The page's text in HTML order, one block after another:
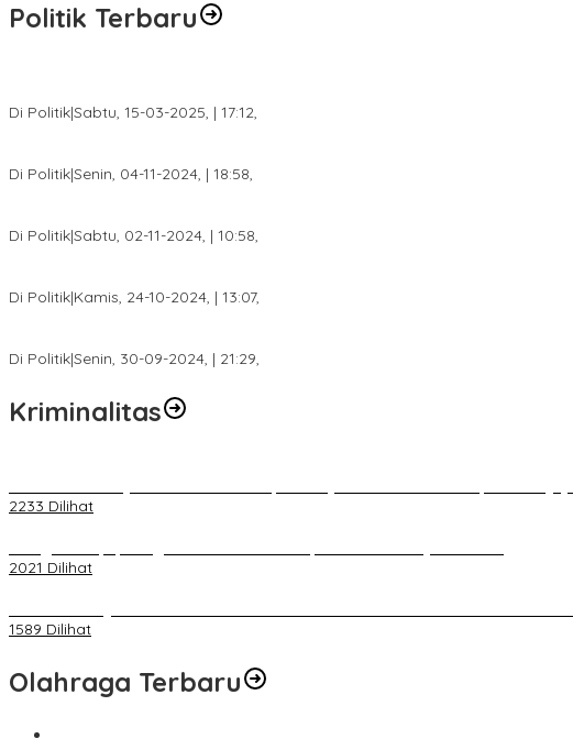
Politik Terbaru
Di Politik|Sabtu, 15-03-2025, | 17:12,
Di Politik|Senin, 04-11-2024, | 18:58,
Di Politik|Sabtu, 02-11-2024, | 10:58,
Di Politik|Kamis, 24-10-2024, | 13:07,
Di Politik|Senin, 30-09-2024, | 21:29,
Kriminalitas
2233 Dilihat
2021 Dilihat
1589 Dilihat
Olahraga Terbaru